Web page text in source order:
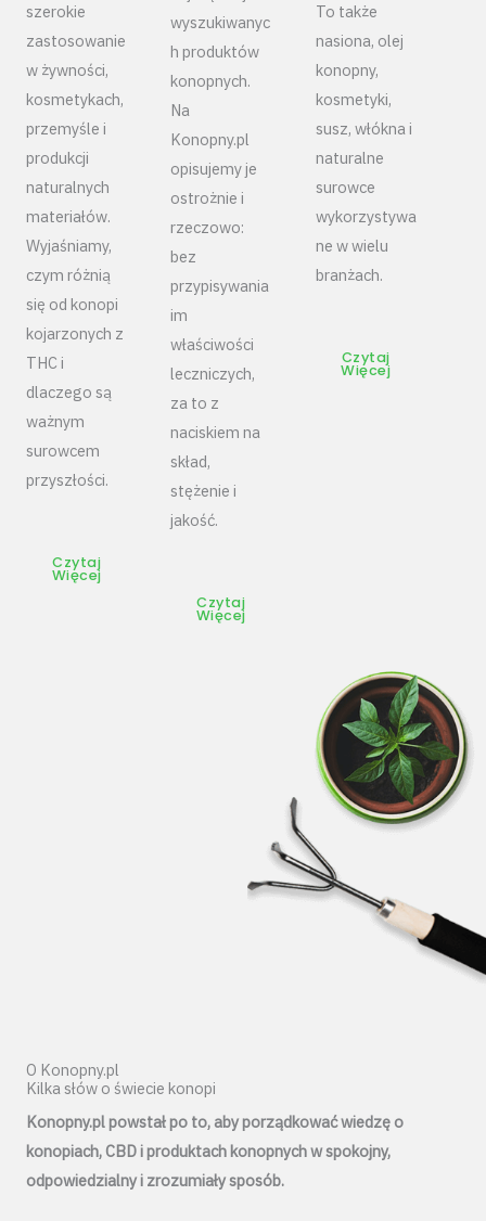
szerokie
zastosowanie
w żywności,
kosmetykach,
przemyśle i
produkcji
naturalnych
materiałów.
Wyjaśniamy,
czym różnią
się od konopi
kojarzonych z
THC i
dlaczego są
ważnym
surowcem
przyszłości.
Czytaj
Więcej
wyszukiwanyc
h produktów
konopnych.
Na
Konopny.pl
opisujemy je
ostrożnie i
rzeczowo:
bez
przypisywania
im
właściwości
leczniczych,
za to z
naciskiem na
skład,
stężenie i
jakość.
Czytaj
Więcej
To także
nasiona, olej
konopny,
kosmetyki,
susz, włókna i
naturalne
surowce
wykorzystywa
ne w wielu
branżach.
Czytaj
Więcej
O Konopny.pl
Kilka słów o świecie konopi
Konopny.pl powstał po to, aby porządkować wiedzę o
konopiach, CBD i produktach konopnych w spokojny,
odpowiedzialny i zrozumiały sposób.